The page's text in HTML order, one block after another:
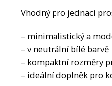
Vhodný pro jednací
– minimalistický a
– v neutrální bílé barvě
– kompaktní rozměry
– ideální doplněk pro